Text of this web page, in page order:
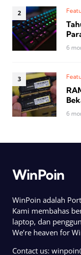
6
6
WinPoin
WinPoin adalah
Kami membahas
laptop, dan
We’re heaven for
Contact us: